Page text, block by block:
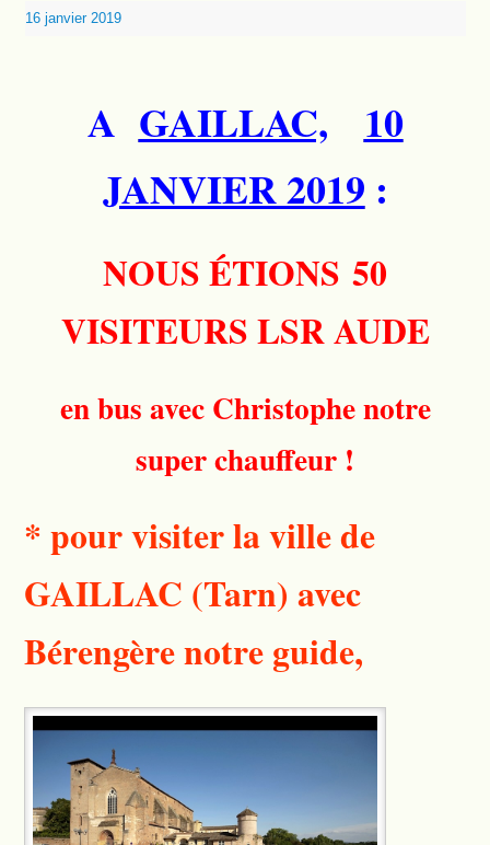
16 janvier 2019
A GAILLAC,
10
JANVIER 2019 :
NOUS ÉTIONS 50
VISITEURS LSR AUDE
en bus avec Christophe notre
super chauffeur !
* pour visiter la ville de
GAILLAC (Tarn) avec
Bérengère notre guide,